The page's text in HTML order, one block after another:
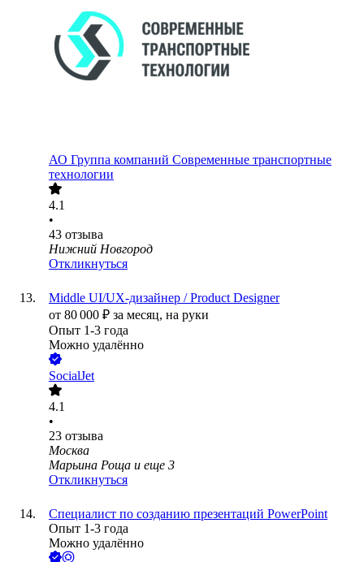
АО Группа компаний Современные транспортные
технологии
4.1
•
43 отзыва
Нижний Новгород
Откликнуться
Middle UI/UX-дизайнер / Product Designer
от 80 000 ₽ за месяц, на руки
Опыт 1-3 года
Можно удалённо
SocialJet
4.1
•
23 отзыва
Москва
Марьина Роща и еще 3
Откликнуться
Специалист по созданию презентаций PowerPoint
Опыт 1-3 года
Можно удалённо